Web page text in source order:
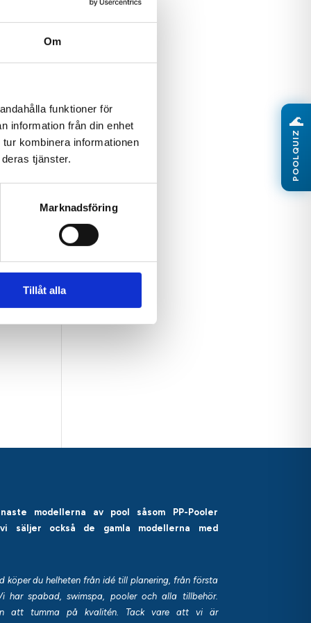
Om
funktioner för
information från din enhet
kombinera informationen
tjänster.
Marknadsföring
Tillåt alla
modellerna av pool såsom PP-Pooler
säljer också de gamla modellerna med
köper du helheten från idé till planering, från första
spabad, swimspa, pooler och alla tillbehör.
att tumma på kvalitén. Tack vare att vi är
🌊
POOLQUIZ